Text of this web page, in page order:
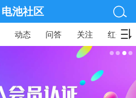
电池社区
动态 问答 关注 红包